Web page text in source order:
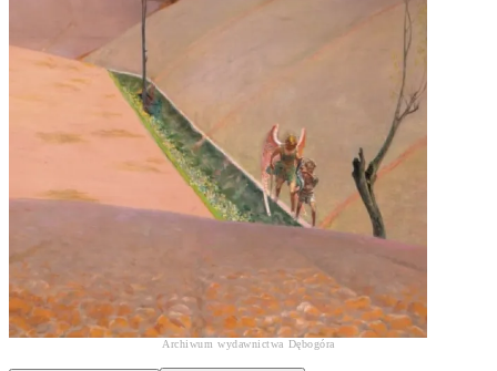
Archiwum wydawnictwa Dębogóra